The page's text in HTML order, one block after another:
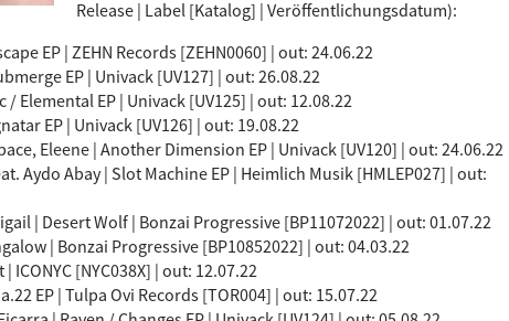
Release | Label [Katalog] | Veröffentlichungsdatum):
EP | ZEHN Records [ZEHN0060] | out: 24.06.22
EP | Univack [UV127] | out: 26.08.22
/ Elemental EP | Univack [UV125] | out: 12.08.22
EP | Univack [UV126] | out: 19.08.22
Eleene | Another Dimension EP | Univack [UV120] | out: 24.06.22
Aydo Abay | Slot Machine EP | Heimlich Musik [HMLEP027] | out:
| Desert Wolf | Bonzai Progressive [BP11072022] | out: 01.07.22
| Bonzai Progressive [BP10852022] | out: 04.03.22
ICONYC [NYC038X] | out: 12.07.22
EP | Tulpa Ovi Records [TOR004] | out: 15.07.22